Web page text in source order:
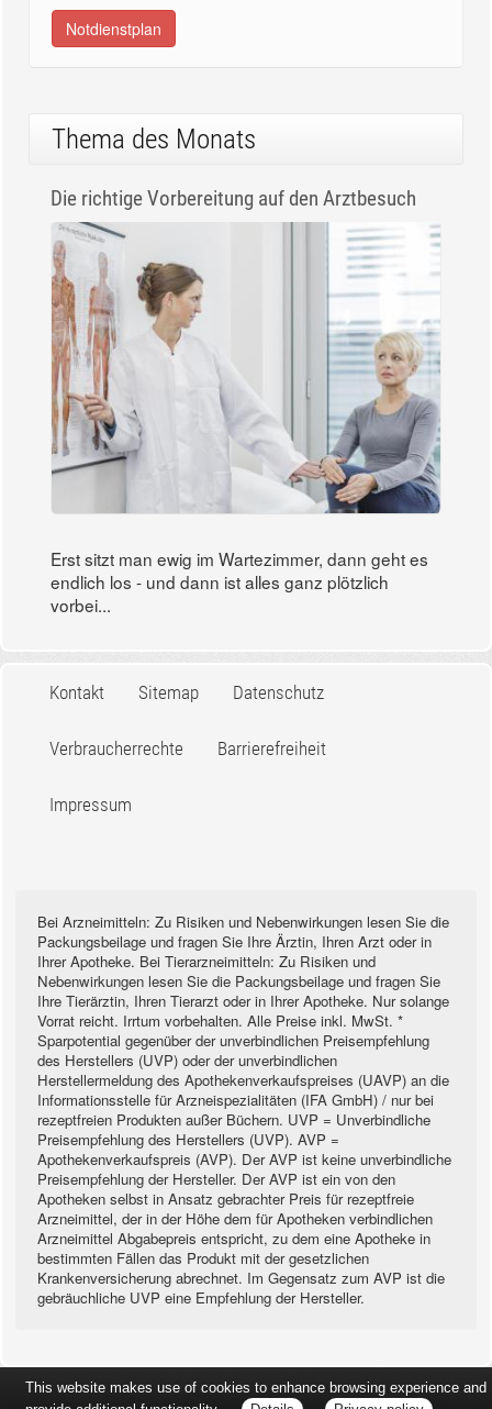
Notdienstplan
Thema des Monats
Die richtige Vorbereitung auf den Arztbesuch
Erst sitzt man ewig im Wartezimmer, dann geht es
endlich los - und dann ist alles ganz plötzlich
vorbei...
Kontakt Sitemap Datenschutz
Verbraucherrechte Barrierefreiheit
Impressum
Bei Arzneimitteln: Zu Risiken und Nebenwirkungen lesen Sie die
Packungsbeilage und fragen Sie Ihre Ärztin, Ihren Arzt oder in
Ihrer Apotheke. Bei Tierarzneimitteln: Zu Risiken und
Nebenwirkungen lesen Sie die Packungsbeilage und fragen Sie
Ihre Tierärztin, Ihren Tierarzt oder in Ihrer Apotheke. Nur solange
Vorrat reicht. Irrtum vorbehalten. Alle Preise inkl. MwSt. *
Sparpotential gegenüber der unverbindlichen Preisempfehlung
des Herstellers (UVP) oder der unverbindlichen
Herstellermeldung des Apothekenverkaufspreises (UAVP) an die
Informationsstelle für Arzneispezialitäten (IFA GmbH) / nur bei
rezeptfreien Produkten außer Büchern. UVP = Unverbindliche
Preisempfehlung des Herstellers (UVP). AVP =
Apothekenverkaufspreis (AVP). Der AVP ist keine unverbindliche
Preisempfehlung der Hersteller. Der AVP ist ein von den
Apotheken selbst in Ansatz gebrachter Preis für rezeptfreie
Arzneimittel, der in der Höhe dem für Apotheken verbindlichen
Arzneimittel Abgabepreis entspricht, zu dem eine Apotheke in
bestimmten Fällen das Produkt mit der gesetzlichen
Krankenversicherung abrechnet. Im Gegensatz zum AVP ist die
gebräuchliche UVP eine Empfehlung der Hersteller.
This website makes use of cookies to enhance browsing experience and